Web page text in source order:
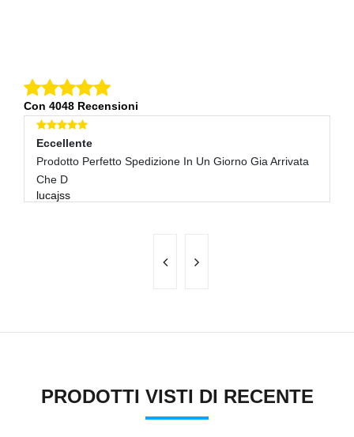
Con 4048 Recensioni
Eccellente
Prodotto Perfetto Spedizione In Un Giorno Gia Arrivata
Che D
lucajss
PRODOTTI VISTI DI RECENTE